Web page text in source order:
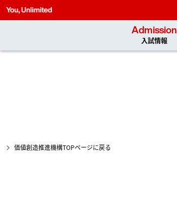
Admission
入試情報
価値創造推進機構TOPページに戻る